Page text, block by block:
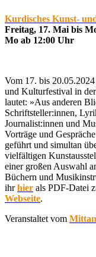
Kurdisches Kunst-
Freitag, 17. Mai bis
Mo ab 12:00 Uhr
Vom 17. bis
und Kulturfestival in
lautet: »Aus anderen
Schriftsteller:innen,
Journalist:innen und
Vorträge und
geführt und simultan
vielfältigen
einer großen Auswahl
Büchern und
ihrhier als PDF-Datei
Webseite.
Veranstaltet vom